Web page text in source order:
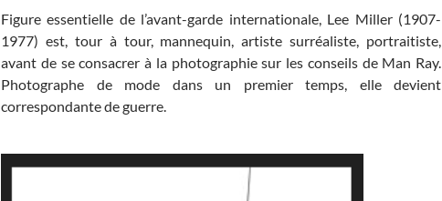
Figure essentielle de l’avant-garde internationale, Lee Miller (1907-
1977) est, tour à tour, mannequin, artiste surréaliste, portraitiste,
avant de se consacrer à la photographie sur les conseils de Man Ray.
Photographe de mode dans un premier temps, elle devient
correspondante de guerre.